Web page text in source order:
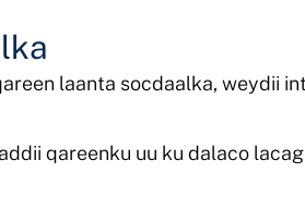
laanta socdaalka, weydii
qareenku uu ku dalaco